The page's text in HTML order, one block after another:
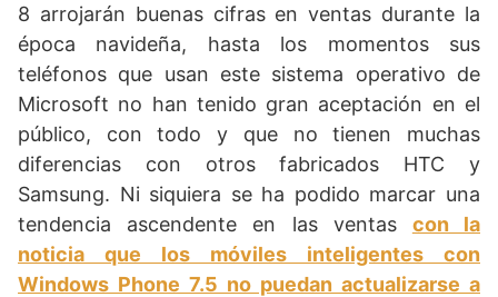
8 arrojarán buenas cifras en ventas durante la
época navideña, hasta los momentos sus
teléfonos que usan este sistema operativo de
Microsoft no han tenido gran aceptación en el
público, con todo y que no tienen muchas
diferencias con otros fabricados HTC y
Samsung. Ni siquiera se ha podido marcar una
tendencia ascendente en las ventas con la
noticia que los móviles inteligentes con
Windows Phone 7.5 no puedan actualizarse a